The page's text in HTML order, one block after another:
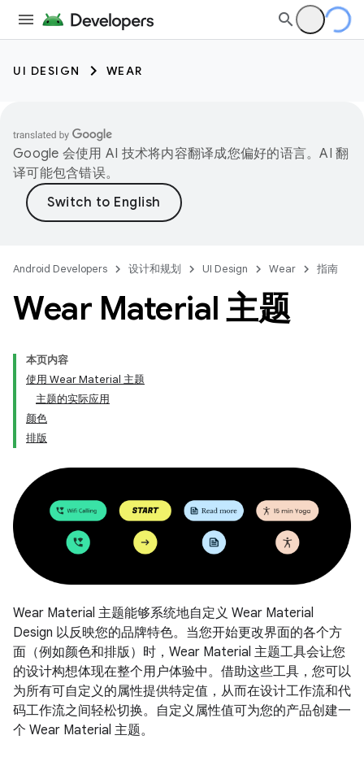
UI DESIGN WEAR
Google 会使用 AI 技术将内容翻译成您偏好的语言。AI 翻
译可能包含错误。
Android Developers 设计和规划 UI Design Wear 指南
Wear Material 主题
本页内容
使用 Wear Material 主题
主题的实际应用
颜色
排版
Wear Material 主题能够系统地自定义 Wear Material
Design 以反映您的品牌特色。当您开始更改界面的各个方
面（例如颜色和排版）时，Wear Material 主题工具会让您
的设计构想体现在整个用户体验中。借助这些工具，您可以
为所有可自定义的属性提供特定值，从而在设计工作流和代
码工作流之间轻松切换。自定义属性值可为您的产品创建一
个 Wear Material 主题。